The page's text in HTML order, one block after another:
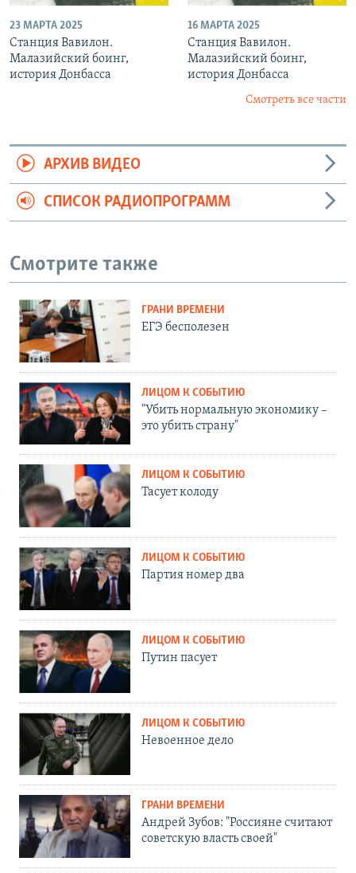
23 МАРТА 2025
Станция Вавилон.
Малазийский боинг,
история Донбасса
16 МАРТА 2025
Станция Вавилон.
Малазийский боинг,
история Донбасса
Смотреть все части
АРХИВ ВИДЕО
СПИСОК РАДИОПРОГРАММ
Смотрите также
ГРАНИ ВРЕМЕНИ
ЕГЭ бесполезен
ЛИЦОМ К СОБЫТИЮ
"Убить нормальную экономику –
это убить страну"
ЛИЦОМ К СОБЫТИЮ
Тасует колоду
ЛИЦОМ К СОБЫТИЮ
Партия номер два
ЛИЦОМ К СОБЫТИЮ
Путин пасует
ЛИЦОМ К СОБЫТИЮ
Невоенное дело
ГРАНИ ВРЕМЕНИ
Андрей Зубов: "Россияне считают
советскую власть своей"